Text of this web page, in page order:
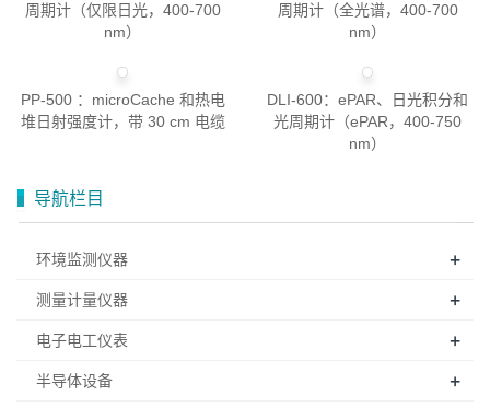
周期计（仅限日光，400-700
nm）
周期计（全光谱，400-700
nm）
PP-500 ：microCache 和热电
堆日射强度计，带 30 cm 电缆
DLI-600：ePAR、日光积分和
光周期计（ePAR，400-750
nm）
导航栏目
环境监测仪器 +
测量计量仪器 +
电子电工仪表 +
半导体设备 +